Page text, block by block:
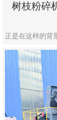
树枝粉碎
正是在这样的背